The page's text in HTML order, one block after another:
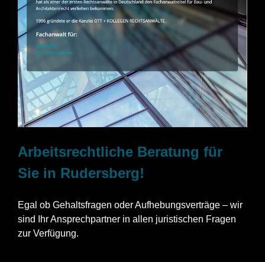
Arbeitsrechtliche Beratung für
Sie in Rudersberg!
Egal ob Gehaltsfragen oder Aufhebungsverträge – wir
sind Ihr Ansprechpartner in allen juristischen Fragen
zur Verfügung.